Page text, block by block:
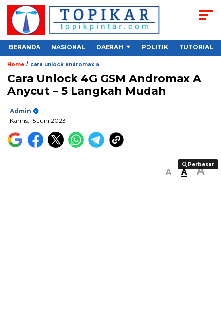
BERANDA NASIONAL DAERAH POLITIK TUTORIAL
Home / cara unlock andromax a
Cara Unlock 4G GSM Andromax A
Anycut – 5 Langkah Mudah
Admin
Kamis, 15 Juni 2023
Perbesar
Perbesar
A A A